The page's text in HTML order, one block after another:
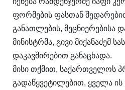
ფორმების ფასთან
განათლების, მეცნიერებისა
მინისტრმა, გივი მიქანაძემ
დაკავშირებით განაცხადა.
მისი თქმით, საქართველოს
გადაწყვეტილებით, ყველა